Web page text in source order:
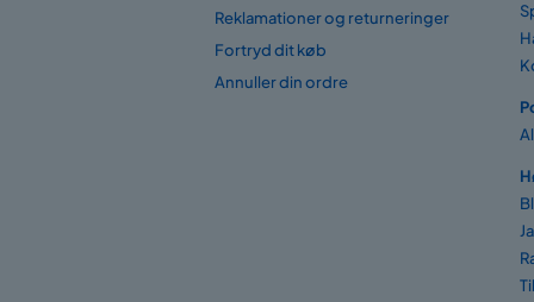
Reklamationer og returneringer
Fortryd dit køb
Annuller din ordre